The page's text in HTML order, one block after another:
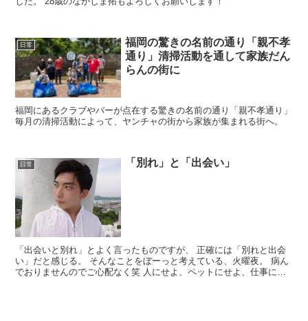
日常
福岡の驚きの名前の通り「親不孝
通り」清掃活動を通して家族だん
らんの街に
福岡にあるクラブやバーが点在する驚きの名前の通り「親不孝通り」
毎月の清掃活動によって、ヤンチャの街から家族が集まれる街へ。
日常 「別れ」と「出会い」
「出会いと別れ」とよく言ったものですが、 正確には「別れと出会
い」だと感じる。 そんなことをぼーっと考えている、火曜夜。 病ん
でおりませんのでご心配なく笑 人にせよ、ペットにせよ、仕事にせ